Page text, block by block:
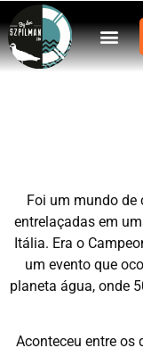
Campeonato
Foi um mundo de
entrelaçadas em
Itália. Era o
um evento que
planeta água, onde
Aconteceu entre os